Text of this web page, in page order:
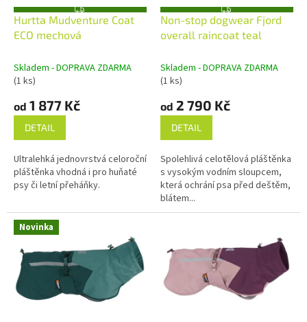
u
Z
D
Hurtta Mudventure Coat
ECO mechová
Skladem - DOPRAVA ZDARMA
(1 ks)
od 1 877 Kč
DETAIL
Ultralehká jednovrstvá celoroční
pláštěnka vhodná i pro huňaté
psy či letní přeháňky.
Z
D
R
Non-stop dogwear Fjord
overall raincoat teal
Skladem - DOPRAVA ZDARMA
(1 ks)
od 2 790 Kč
DETAIL
Spolehlivá celotělová pláštěnka
s vysokým vodním sloupcem,
která ochrání psa před deštěm,
blátem...
Novinka